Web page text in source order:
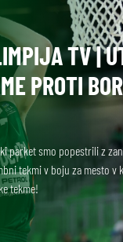
TV |
PROTI
parket smo popestrili z
tekmi v boju za mesto
tekme!